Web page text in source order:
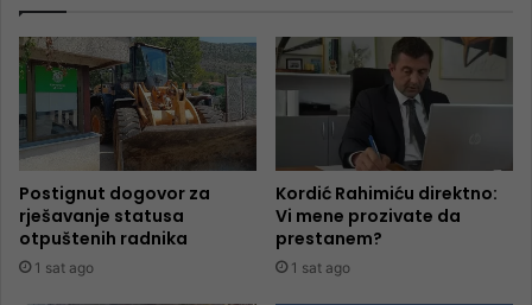
Postignut dogovor za
rješavanje statusa
otpuštenih radnika
1 sat ago
Kordić Rahimiću direktno:
Vi mene prozivate da
prestanem?
1 sat ago